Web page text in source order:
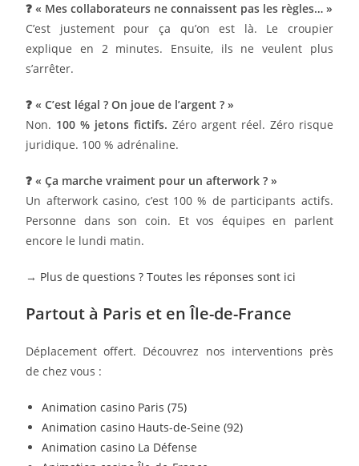
❓ « Mes collaborateurs ne connaissent pas les règles… »
C’est justement pour ça qu’on est là. Le croupier
explique en 2 minutes. Ensuite, ils ne veulent plus
s’arrêter.
❓ « C’est légal ? On joue de l’argent ? »
Non. 100 % jetons fictifs. Zéro argent réel. Zéro risque
juridique. 100 % adrénaline.
❓ « Ça marche vraiment pour un afterwork ? »
Un afterwork casino, c’est 100 % de participants actifs.
Personne dans son coin. Et vos équipes en parlent
encore le lundi matin.
→ Plus de questions ? Toutes les réponses sont ici
Partout à Paris et en Île-de-France
Déplacement offert. Découvrez nos interventions près
de chez vous :
Animation casino Paris (75)
Animation casino Hauts-de-Seine (92)
Animation casino La Défense